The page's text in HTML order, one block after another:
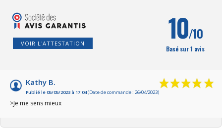
VOIR L'ATTESTATION 10/10
Basé sur 1 avis
Kathy B.
Publié le 05/05/2023 à 17:04(Date de commande : 26/04/2023)
>Je me sens mieux